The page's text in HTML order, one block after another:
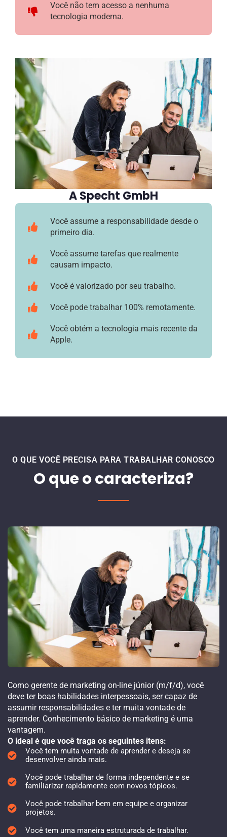
Você não tem acesso a nenhuma
tecnologia moderna.
A Specht GmbH
Você assume a responsabilidade desde o
primeiro dia.
Você assume tarefas que realmente
causam impacto.
Você é valorizado por seu trabalho.
Você pode trabalhar 100% remotamente.
Você obtém a tecnologia mais recente da
Apple.
O QUE VOCÊ PRECISA PARA TRABALHAR CONOSCO
O que o caracteriza?
Como gerente de marketing on-line júnior (m/f/d), você
deve ter boas habilidades interpessoais, ser capaz de
assumir responsabilidades e ter muita vontade de
aprender. Conhecimento básico de marketing é uma
vantagem.
O ideal é que você traga os seguintes itens:
Você tem muita vontade de aprender e deseja se
desenvolver ainda mais.
Você pode trabalhar de forma independente e se
familiarizar rapidamente com novos tópicos.
Você pode trabalhar bem em equipe e organizar
projetos.
Você tem uma maneira estruturada de trabalhar.